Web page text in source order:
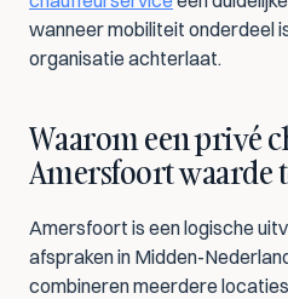
wanneer mobiliteit onderdeel
organisatie achterlaat.
Waarom een privé
Amersfoort waarde
Amersfoort is een logische
afspraken in Midden-
combineren meerdere